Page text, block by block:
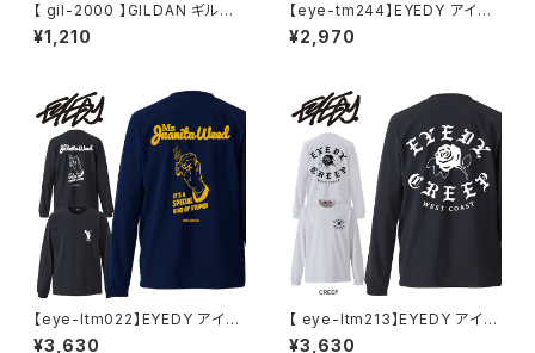
【 gil-2000 】GILDAN ギルダ
ン 2000 Ultra Cotton 6.0 o
z Short Sleeve T-Shirt 6.0
シュ グレー
¥1,210
【eye-tm244】EYEDY アイデ
ィー BITTER ショートスリーブ
Tシャツ 大きいサイズ WHTIE
¥2,970
【eye-ltm022】EYEDY アイデ
ィー 大きいサイズ メンズ ロング
¥3,630
【 eye-ltm213】EYEDY アイデ
ィー CREEP 薔薇 ローズ ロッ
¥3,630